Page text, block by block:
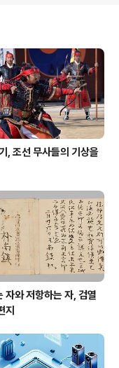
나는
예
듯
, 조선 무사들의 기상을
자와 저항하는 자, 검열
지